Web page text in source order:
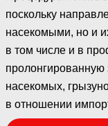
поскольку
насекомыми, но и
в том числе и в
пролонгированную
насекомых,
в отношении